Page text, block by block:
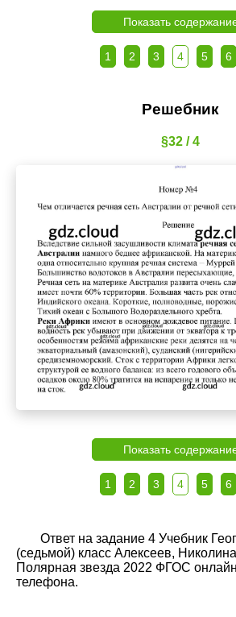
Показать
1 2 3 4 5 6
Решебник
§32 / 4
Показать
1 2 3 4 5 6
Ответ на задание 4 Учебник
(седьмой) класс Алексеев,
Полярная звезда 2022 ФГОС
телефона.